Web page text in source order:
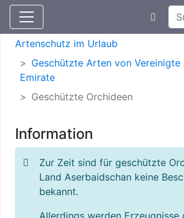
Artenschutz
Artenschutz im Urlaub
Geschützte Arten von Vereinigte
Emirate
Geschützte Orchideen
Information
Zur Zeit sind für geschützte
Land Aserbaidschan keine
bekannt.
Allerdings werden Erzeugnisse